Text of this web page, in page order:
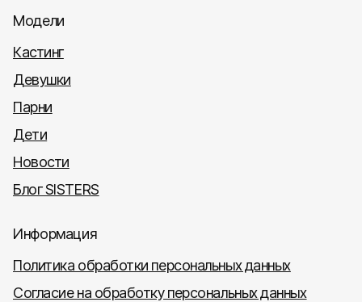
Модели
Кастинг
Девушки
Парни
Дети
Новости
Блог SISTERS
Информация
Политика обработки персональных данных
Согласие на обработку персональных данных